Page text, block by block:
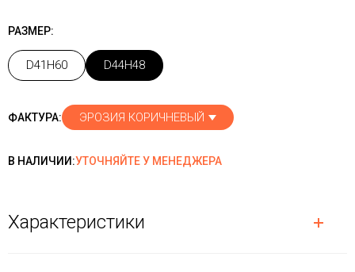
РАЗМЕР:
D41H60 D44H48
ФАКТУРА: ЭРОЗИЯ КОРИЧНЕВЫЙ
В НАЛИЧИИ:УТОЧНЯЙТЕ У МЕНЕДЖЕРА
Характеристики